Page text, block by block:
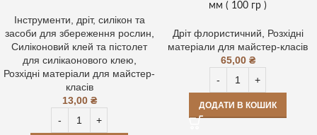
Інструменти, дріт, силікон та
засоби для збереження рослин
Силіконовий клей та пістолет
для силікаонового клею
Розхідні матеріали для майстер-
класів
13,00 ₴
мм ( 100 гр )
Дріт флористичний
Розхідні
матеріали для майстер-класів
65,00 ₴
ДОДАТИ В КОШИК